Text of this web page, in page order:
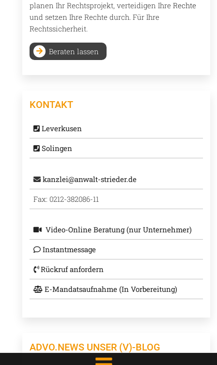
planen Ihr Rechtsprojekt, verteidigen Ihre Rechte
und setzen Ihre Rechte durch. Für Ihre
Rechtssicherheit.
Beraten lassen
KONTAKT
Leverkusen
Solingen
kanzlei@anwalt-strieder.de
Fax: 0212-382086-11
Video-Online Beratung (nur Unternehmer)
Instantmessage
Rückruf anfordern
E-Mandatsaufnahme (In Vorbereitung)
ADVO.NEWS UNSER (V)-BLOG